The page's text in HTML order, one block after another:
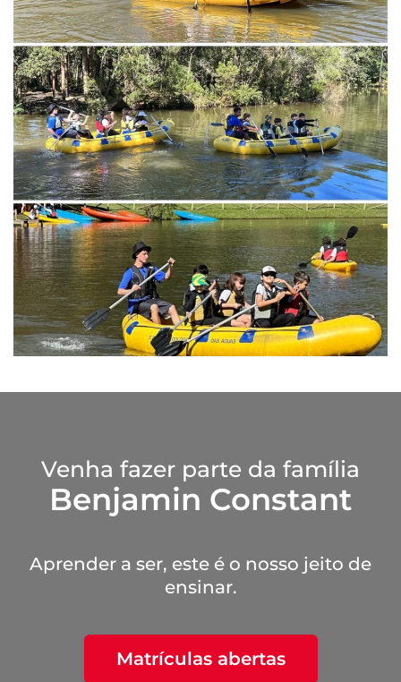
Venha fazer parte da família
Benjamin Constant
Aprender a ser, este é o nosso jeito de
ensinar.
Matrículas abertas